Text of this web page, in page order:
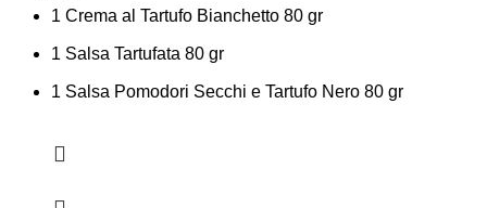
1 Crema al Tartufo Bianchetto 80 gr
1 Salsa Tartufata 80 gr
1 Salsa Pomodori Secchi e Tartufo Nero 80 gr